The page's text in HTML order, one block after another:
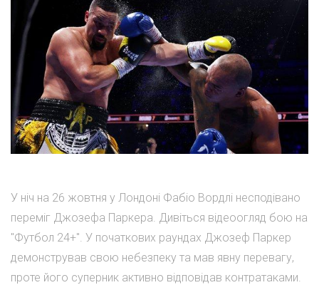
У ніч на 26 жовтня у Лондоні Фабіо Вордлі несподівано
переміг Джозефа Паркера. Дивіться відеоогляд бою на
"Футбол 24+". У початкових раундах Джозеф Паркер
демонстрував свою небезпеку та мав явну перевагу,
проте його суперник активно відповідав контратаками.